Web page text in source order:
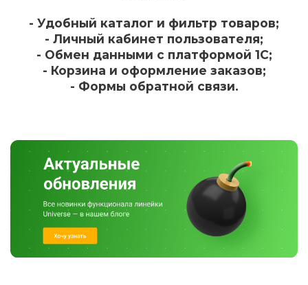
- Удобный каталог и фильтр товаров;
- Личный кабинет пользователя;
- Обмен данными с платформой 1С;
- Корзина и оформление заказов;
- Формы обратной связи.